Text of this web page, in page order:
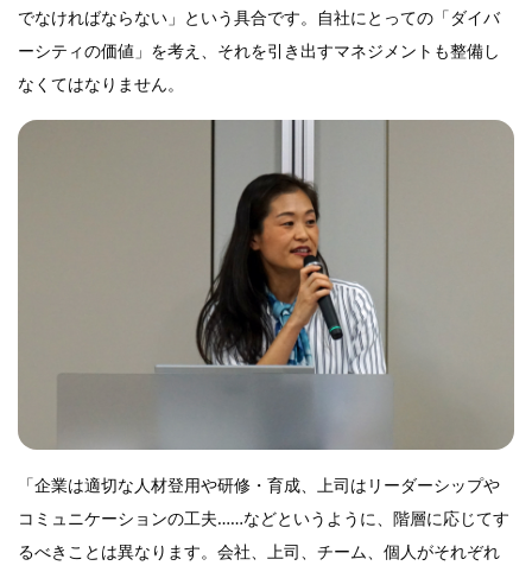
でなければならない」という具合です。自社にとっての「ダイバ
ーシティの価値」を考え、それを引き出すマネジメントも整備し
なくてはなりません。
「企業は適切な人材登用や研修・育成、上司はリーダーシップや
コミュニケーションの工夫……などというように、階層に応じてす
るべきことは異なります。会社、上司、チーム、個人がそれぞれ